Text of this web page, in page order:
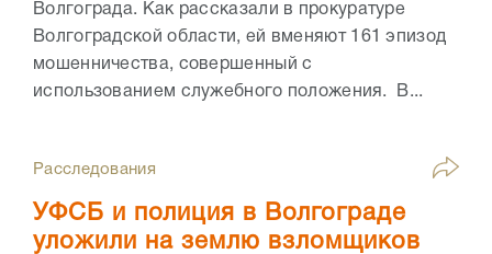
Волгограда. Как рассказали в прокуратуре
Волгоградской области, ей вменяют 161 эпизод
мошенничества, совершенный с
использованием служебного положения. В...
Расследования
УФСБ и полиция в Волгограде
уложили на землю взломщиков